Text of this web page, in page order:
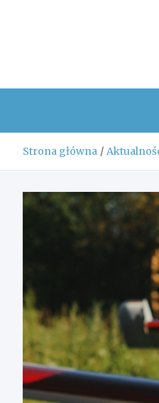
Strona główna